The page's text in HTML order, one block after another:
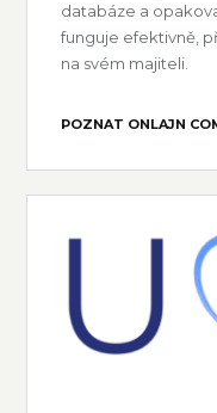
databáze a
funguje efektivně,
na svém majiteli.
POZNAT ONLAJN